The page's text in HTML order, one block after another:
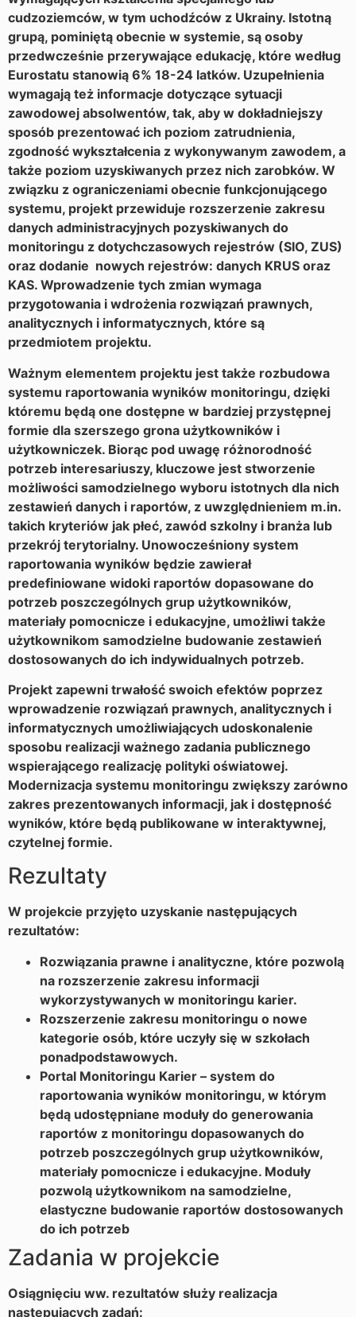
cudzoziemców, w tym uchodźców z Ukrainy. Istotną
grupą, pominiętą obecnie w systemie, są osoby
przedwcześnie przerywające edukację, które według
Eurostatu stanowią 6% 18-24 latków. Uzupełnienia
wymagają też informacje dotyczące sytuacji
zawodowej absolwentów, tak, aby w dokładniejszy
sposób prezentować ich poziom zatrudnienia,
zgodność wykształcenia z wykonywanym zawodem, a
także poziom uzyskiwanych przez nich zarobków. W
związku z ograniczeniami obecnie funkcjonującego
systemu, projekt przewiduje rozszerzenie zakresu
danych administracyjnych pozyskiwanych do
monitoringu z dotychczasowych rejestrów (SIO, ZUS)
oraz dodanie nowych rejestrów: danych KRUS oraz
KAS. Wprowadzenie tych zmian wymaga
przygotowania i wdrożenia rozwiązań prawnych,
analitycznych i informatycznych, które są
przedmiotem projektu.
Ważnym elementem projektu jest także rozbudowa
systemu raportowania wyników monitoringu, dzięki
któremu będą one dostępne w bardziej przystępnej
formie dla szerszego grona użytkowników i
użytkowniczek. Biorąc pod uwagę różnorodność
potrzeb interesariuszy, kluczowe jest stworzenie
możliwości samodzielnego wyboru istotnych dla nich
zestawień danych i raportów, z uwzględnieniem m.in.
takich kryteriów jak płeć, zawód szkolny i branża lub
przekrój terytorialny. Unowocześniony system
raportowania wyników będzie zawierał
predefiniowane widoki raportów dopasowane do
potrzeb poszczególnych grup użytkowników,
materiały pomocnicze i edukacyjne, umożliwi także
użytkownikom samodzielne budowanie zestawień
dostosowanych do ich indywidualnych potrzeb.
Projekt zapewni trwałość swoich efektów poprzez
wprowadzenie rozwiązań prawnych, analitycznych i
informatycznych umożliwiających udoskonalenie
sposobu realizacji ważnego zadania publicznego
wspierającego realizację polityki oświatowej.
Modernizacja systemu monitoringu zwiększy zarówno
zakres prezentowanych informacji, jak i dostępność
wyników, które będą publikowane w interaktywnej,
czytelnej formie.
Rezultaty
W projekcie przyjęto uzyskanie następujących
rezultatów:
Rozwiązania prawne i analityczne, które pozwolą
na rozszerzenie zakresu informacji
wykorzystywanych w monitoringu karier.
Rozszerzenie zakresu monitoringu o nowe
kategorie osób, które uczyły się w szkołach
ponadpodstawowych.
Portal Monitoringu Karier – system do
raportowania wyników monitoringu, w którym
będą udostępniane moduły do generowania
raportów z monitoringu dopasowanych do
potrzeb poszczególnych grup użytkowników,
materiały pomocnicze i edukacyjne. Moduły
pozwolą użytkownikom na samodzielne,
elastyczne budowanie raportów dostosowanych
do ich potrzeb
Zadania w projekcie
Osiągnięciu ww. rezultatów służy realizacja
następujących zadań: